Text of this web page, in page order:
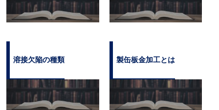
溶接欠陥の種類 製缶板金加工とは